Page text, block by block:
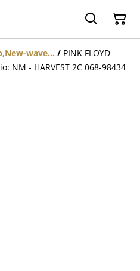
wave... / PINK FLOYD -
NM - HARVEST 2C 068-98434